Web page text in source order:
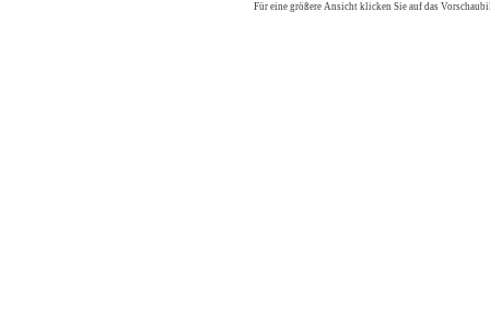
Für eine größere Ansicht klicken Sie auf das